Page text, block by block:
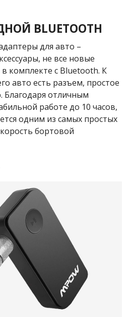
BLUETOOTH
для авто –
не все новые
комплекте с Bluetooth. К
авто есть разъем, простое
Благодаря отличным
работе до 10 часов,
одним из самых простых
бортовой